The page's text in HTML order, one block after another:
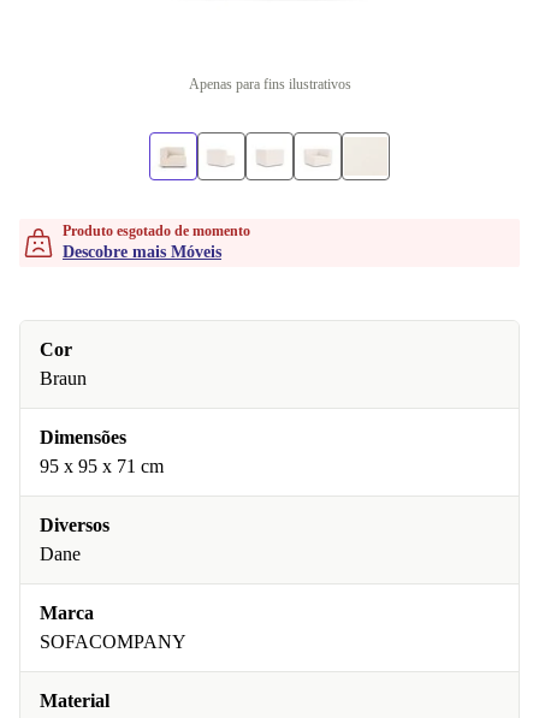
Apenas para fins ilustrativos
Produto esgotado de momento
Descobre mais Móveis
Cor
Braun
Dimensões
95 x 95 x 71 cm
Diversos
Dane
Marca
SOFACOMPANY
Material